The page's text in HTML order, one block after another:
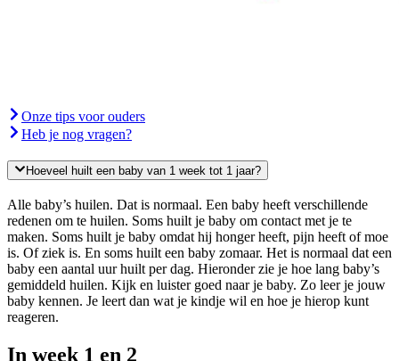
Onze tips voor ouders
Heb je nog vragen?
Hoeveel huilt een baby van 1 week tot 1 jaar?
Alle baby’s huilen. Dat is normaal. Een baby heeft verschillende
redenen om te huilen. Soms huilt je baby om contact met je te
maken. Soms huilt je baby omdat hij honger heeft, pijn heeft of moe
is. Of ziek is. En soms huilt een baby zomaar. Het is normaal dat een
baby een aantal uur huilt per dag. Hieronder zie je hoe lang baby’s
gemiddeld huilen. Kijk en luister goed naar je baby. Zo leer je jouw
baby kennen. Je leert dan wat je kindje wil en hoe je hierop kunt
reageren.
In week 1 en 2